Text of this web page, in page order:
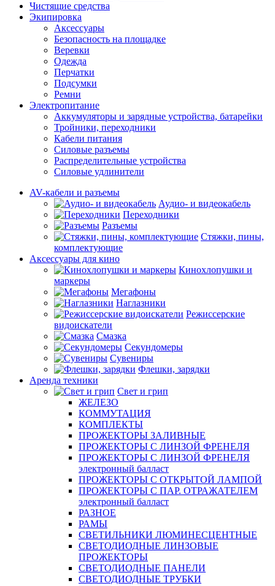
Чистящие средства
Экипировка
Аксессуары
Безопасность на площадке
Веревки
Одежда
Перчатки
Подсумки
Ремни
Электропитание
Аккумуляторы и зарядные устройства, батарейки
Тройники, переходники
Кабели питания
Силовые разъемы
Распределительные устройства
Силовые удлинители
AV-кабели и разъемы
Аудио- и видеокабель
Переходники
Разъемы
Стяжки, пины,
комплектующие
Аксессуары для кино
Кинохлопушки и
маркеры
Мегафоны
Наглазники
Режиссерские
видоискатели
Смазка
Секундомеры
Сувениры
Флешки, зарядки
Аренда техники
Свет и грип
ЖЕЛЕЗО
КОММУТАЦИЯ
КОМПЛЕКТЫ
ПРОЖЕКТОРЫ ЗАЛИВНЫЕ
ПРОЖЕКТОРЫ С ЛИНЗОЙ ФРЕНЕЛЯ
ПРОЖЕКТОРЫ С ЛИНЗОЙ ФРЕНЕЛЯ
электронный балласт
ПРОЖЕКТОРЫ С ОТКРЫТОЙ ЛАМПОЙ
ПРОЖЕКТОРЫ С ПАР. ОТРАЖАТЕЛЕМ
электронный балласт
РАЗНОЕ
РАМЫ
СВЕТИЛЬНИКИ ЛЮМИНЕСЦЕНТНЫЕ
СВЕТОДИОДНЫЕ ЛИНЗОВЫЕ
ПРОЖЕКТОРЫ
СВЕТОДИОДНЫЕ ПАНЕЛИ
СВЕТОДИОДНЫЕ ТРУБКИ